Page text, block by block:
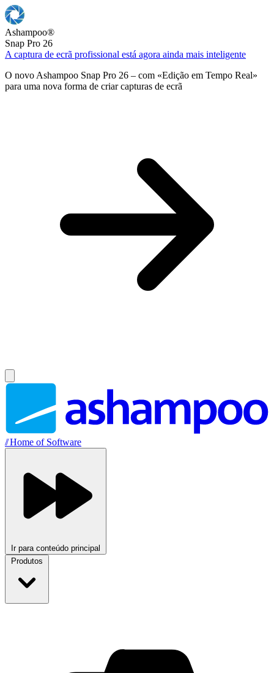
Ashampoo®
Snap Pro 26
A captura de ecrã profissional está agora ainda mais inteligente
O novo Ashampoo Snap Pro 26 – com «Edição em Tempo Real»
para uma nova forma de criar capturas de ecrã
//Home of Software
Ir para conteúdo principal
Produtos